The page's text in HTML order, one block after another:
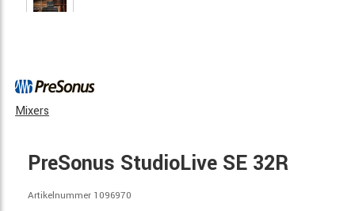
Mixers
PreSonus StudioLive SE 32R
Artikelnummer 1096970